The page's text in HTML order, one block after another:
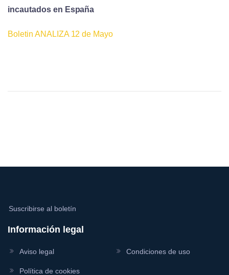
incautados en España
Boletin ANALIZA 12 de Mayo
Suscribirse al boletín
Información legal
Aviso legal Condiciones de uso
Política de cookies